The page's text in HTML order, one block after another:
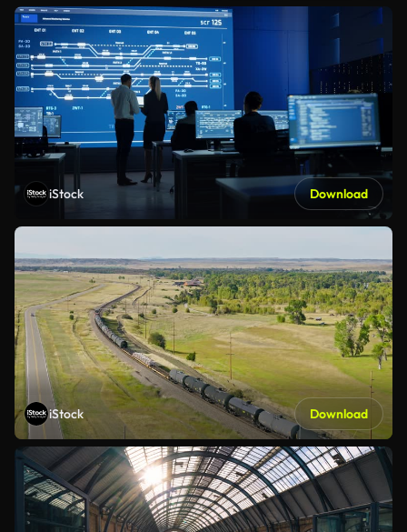
iStock Download
iStock Download